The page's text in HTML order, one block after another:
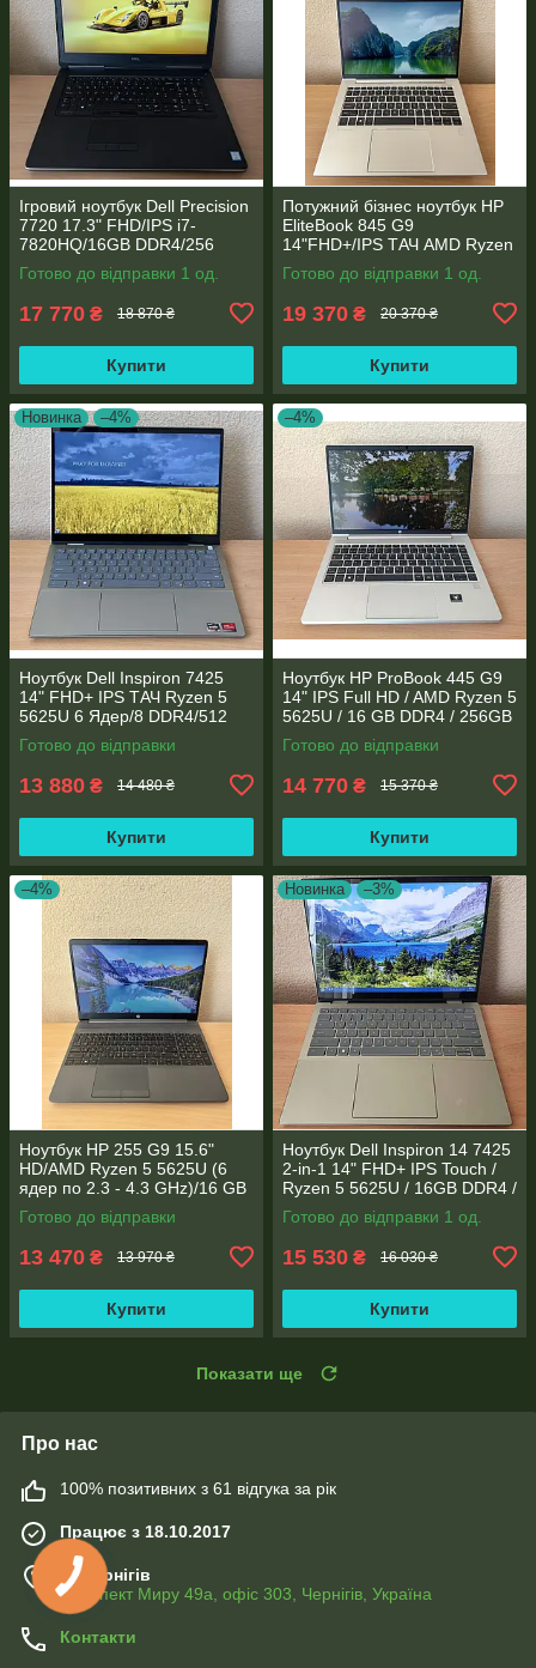
Ігровий ноутбук Dell Precision
7720 17.3" FHD/IPS i7-
7820HQ/16GB DDR4/256
SSD/NVIDIA Quadro P4000
8GB
Готово до відправки 1 од.
17 770 ₴ 18 870 ₴
Купити
Потужний бізнес ноутбук HP
EliteBook 845 G9
14"FHD+/IPS ТАЧ AMD Ryzen
5 6600U 6 ядер/16 DDR5/512
SSD NVME/AMD Radeon
Готово до відправки 1 од.
19 370 ₴ 20 370 ₴
Купити
Новинка –4%
Ноутбук Dell Inspiron 7425
14" FHD+ IPS TАЧ Ryzen 5
5625U 6 Ядер/8 DDR4/512
SSD M.2/Radeon RX Vega
7/Type-C PD
Готово до відправки
13 880 ₴ 14 480 ₴
Купити
–4%
Ноутбук HP ProBook 445 G9
14" IPS Full HD / AMD Ryzen 5
5625U / 16 GB DDR4 / 256GB
SSD M.2 / AMD Radeon RX
Vega 7 / WebCam
Готово до відправки
14 770 ₴ 15 370 ₴
Купити
–4%
Ноутбук HP 255 G9 15.6"
HD/AMD Ryzen 5 5625U (6
ядер по 2.3 - 4.3 GHz)/16 GB
DDR4/256GB SSD M.2/AMD
Radeon Vega 7/Web
Готово до відправки
13 470 ₴ 13 970 ₴
Купити
Новинка –3%
Ноутбук Dell Inspiron 14 7425
2-in-1 14" FHD+ IPS Touch /
Ryzen 5 5625U / 16GB DDR4 /
512GB SSD / Radeon Vega 7 /
WebCam
Готово до відправки 1 од.
15 530 ₴ 16 030 ₴
Купити
Показати ще
Про нас
100% позитивних з 61 відгука за рік
Працює з 18.10.2017
м. Чернігів
Проспект Миру 49а, офіс 303, Чернігів, Україна
Контакти